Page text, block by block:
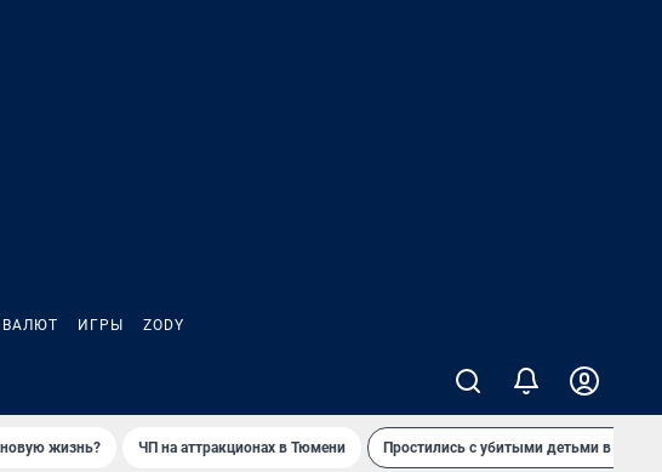
ИГРЫ ZODY
новую жизнь? ЧП на аттракционах в Тюмени Простились с убитыми детьми в